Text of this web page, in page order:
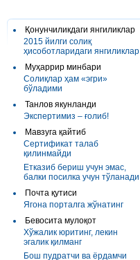
Қонунчиликдаги янгиликлар
2015 йилги солиқ
ҳисоботларидаги янгиликлар
Муҳаррир минбари
Солиқлар ҳам «эгри»
бўладими
Танлов якунланди
Экспертимиз – ғолиб!
Мавзуга қайтиб
Сертификат талаб
қилинмайди
Етказиб бериш учун эмас,
балки посилка учун тўланади
Почта қутиси
Ягона порталга жўнатинг
Бевосита мулоқот
Хўжалик юритинг, лекин
эгалик қилманг
Бош пудратчи ва ёрдамчи